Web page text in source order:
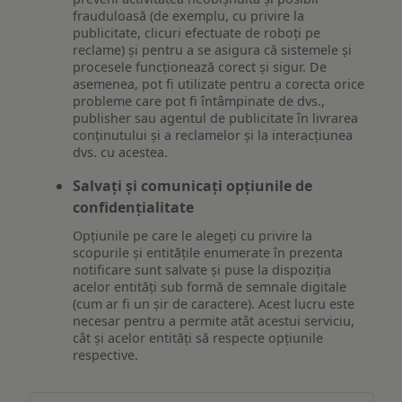
frauduloasă (de exemplu, cu privire la
publicitate, clicuri efectuate de roboți pe
reclame) și pentru a se asigura că sistemele și
procesele funcționează corect și sigur. De
asemenea, pot fi utilizate pentru a corecta orice
probleme care pot fi întâmpinate de dvs.,
publisher sau agentul de publicitate în livrarea
conținutului și a reclamelor și la interacțiunea
dvs. cu acestea.
Salvați și comunicați opțiunile de
confidențialitate
Opțiunile pe care le alegeți cu privire la
scopurile și entitățile enumerate în prezenta
notificare sunt salvate și puse la dispoziția
acelor entități sub formă de semnale digitale
(cum ar fi un șir de caractere). Acest lucru este
necesar pentru a permite atât acestui serviciu,
cât și acelor entități să respecte opțiunile
respective.